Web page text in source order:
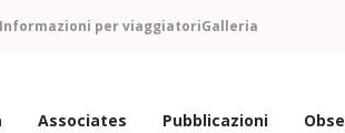
Informazioni per viaggiatoriGalleria
Associates Pubblicazioni